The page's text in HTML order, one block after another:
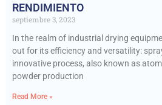
RENDIMIENTO
septiembre 3, 2023
In the realm of industrial drying
out for its efficiency and versatility:
innovative process, also known as
powder production
Read More »